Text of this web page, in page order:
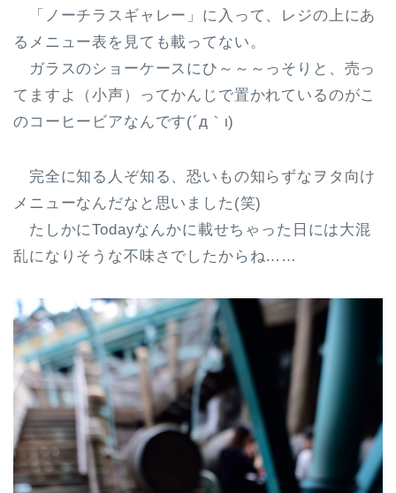
「ノーチラスギャレー」に入って、レジの上にあ
るメニュー表を見ても載ってない。
ガラスのショーケースにひ～～～っそりと、売っ
てますよ（小声）ってかんじで置かれているのがこ
のコーヒービアなんです(´д｀ι)
完全に知る人ぞ知る、恐いもの知らずなヲタ向け
メニューなんだなと思いました(笑)
たしかにTodayなんかに載せちゃった日には大混
乱になりそうな不味さでしたからね……